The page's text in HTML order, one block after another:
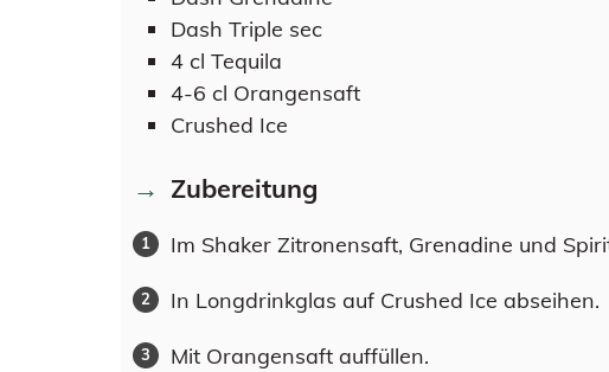
Dash Triple sec
4 cl Tequila
4-6 cl Orangensaft
Crushed Ice
Zubereitung
Im Shaker Zitronensaft, Grenadine und
In Longdrinkglas auf Crushed Ice abseihen.
Mit Orangensaft auffüllen.